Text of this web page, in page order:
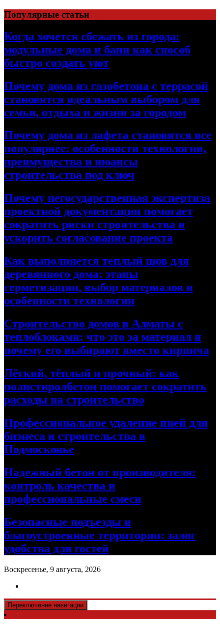
Перейти
к
содержимому
Популярные статьи
Когда хочется сбежать из города:
модульные дома и бани как способ
быстро создать уют
Почему дома из газобетона с террасой
становятся идеальным выбором для
семьи, отдыха и жизни за городом
Почему дома из лафета становятся все
популярнее: особенности технологии,
преимущества и нюансы
строительства под ключ
Почему негосударственная экспертиза
проектной документации помогает
сократить риски строительства и
ускорить согласование проекта
Как выполняется теплый шов для
деревянного дома: этапы
герметизации, выбор материалов и
особенности технологии
Строительство домов в Алматы с
теплоблоками: что это за материал и
почему его выбирают вместо кирпича
Лёгкий, тёплый и прочный: как
полистиролбетон помогает сократить
расходы на строительство
Профессиональное удаление пней для
бизнеса и строительства в
Подмосковье
Надежный бетон от производителя:
контроль качества и
профессиональные смеси
Безопасные подъезды и
благоустроенные территории: залог
удобства для гостей
Воскресенье, 9 августа, 2026
Переключение навигации